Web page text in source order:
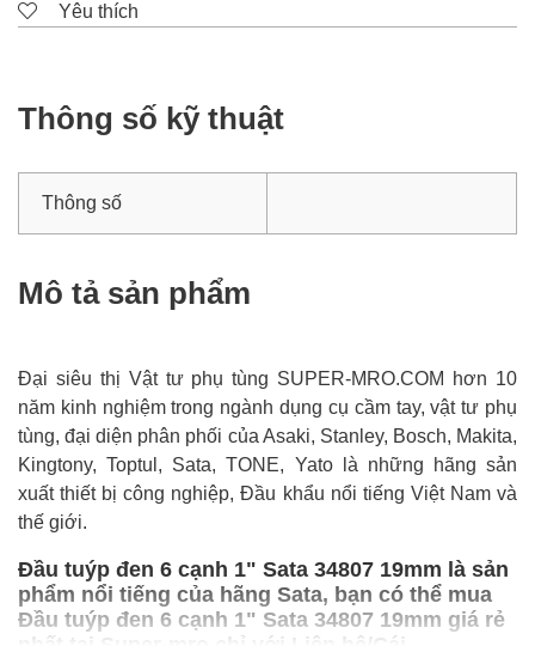
Yêu thích
Thông số kỹ thuật
Thông số
Mô tả sản phẩm
Đại siêu thị Vật tư phụ tùng SUPER-MRO.COM hơn 10
năm kinh nghiệm trong ngành dụng cụ cầm tay, vật tư phụ
tùng, đại diện phân phối của Asaki, Stanley, Bosch, Makita,
Kingtony, Toptul, Sata, TONE, Yato là những hãng sản
xuất thiết bị công nghiệp, Đầu khẩu nổi tiếng Việt Nam và
thế giới.
Đầu tuýp đen 6 cạnh 1" Sata 34807 19mm là sản
phẩm nổi tiếng của hãng Sata, bạn có thể mua
Đầu tuýp đen 6 cạnh 1" Sata 34807 19mm giá rẻ
nhất tại Super-mro chỉ với Liên hệ/Cái